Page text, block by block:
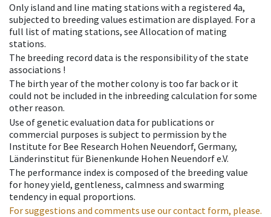
Only island and line mating stations with a registered 4a,
subjected to breeding values estimation are displayed. For a
full list of mating stations, see Allocation of mating
stations.
The breeding record data is the responsibility of the state
associations !
The birth year of the mother colony is too far back or it
could not be included in the inbreeding calculation for some
other reason.
Use of genetic evaluation data for publications or
commercial purposes is subject to permission by the
Institute for Bee Research Hohen Neuendorf, Germany,
Länderinstitut für Bienenkunde Hohen Neuendorf e.V.
The performance index is composed of the breeding value
for honey yield, gentleness, calmness and swarming
tendency in equal proportions.
For suggestions and comments use our contact form, please.